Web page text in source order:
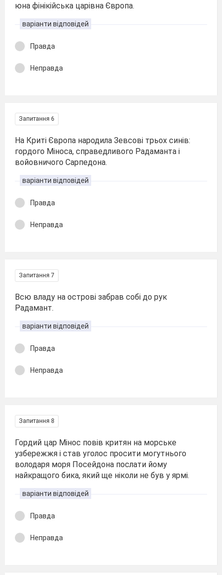
юна фінікійська царівна Європа.
варіанти відповідей
Правда
Неправда
Запитання 6
На Криті Європа народила Зевсові трьох синів:
гордого Міноса, справедливого Радаманта і
войовничого Сарпедона.
варіанти відповідей
Правда
Неправда
Запитання 7
Всю владу на острові забрав собі до рук
Радамант.
варіанти відповідей
Правда
Неправда
Запитання 8
Гордий цар Мінос повів критян на морське
узбережжя і став уголос просити могутнього
володаря моря Посейдона послати йому
найкращого бика, який ще ніколи не був у ярмі.
варіанти відповідей
Правда
Неправда